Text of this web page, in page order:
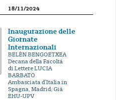
18/11/2024
Inaugurazione delle
Giornate
Internazionali
BELÉN BENGOETXEA
Decana della Facoltà
di Lettere LUCIA
BARBATO
Ambasciata d’Italia in
Spagna, Madrid; Già
EHU-UPV